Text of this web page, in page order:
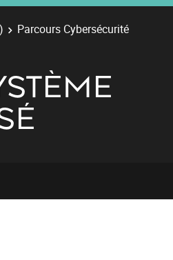
Parcours Cybersécurité